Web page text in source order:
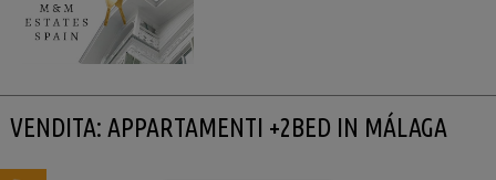
VENDITA: APPARTAMENTI +2BED IN MÁLAGA